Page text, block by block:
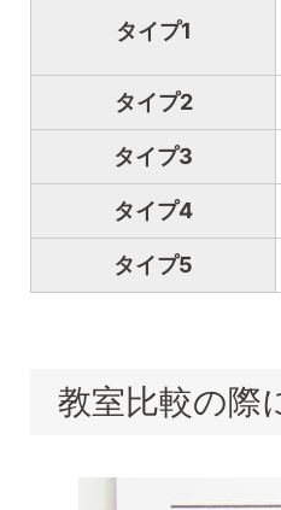
タイプ1
タイプ2
タイプ3
タイプ4
タイプ5
教室比較の際